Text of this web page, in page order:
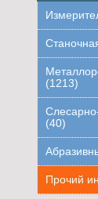
(1213)
(40)
Прочий